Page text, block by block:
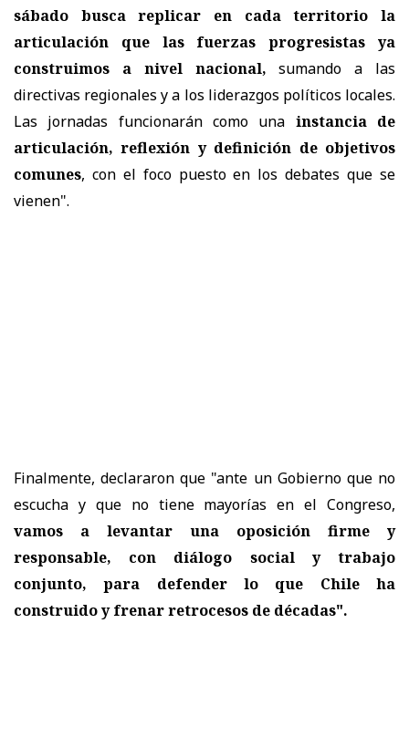
sábado busca replicar en cada territorio la
articulación que las fuerzas progresistas ya
construimos a nivel nacional, sumando a las
directivas regionales y a los liderazgos políticos locales.
Las jornadas funcionarán como una instancia de
articulación, reflexión y definición de objetivos
comunes, con el foco puesto en los debates que se
vienen".
Finalmente, declararon que "ante un Gobierno que no
escucha y que no tiene mayorías en el Congreso,
vamos a levantar una oposición firme y
responsable, con diálogo social y trabajo
conjunto, para defender lo que Chile ha
construido y frenar retrocesos de décadas".